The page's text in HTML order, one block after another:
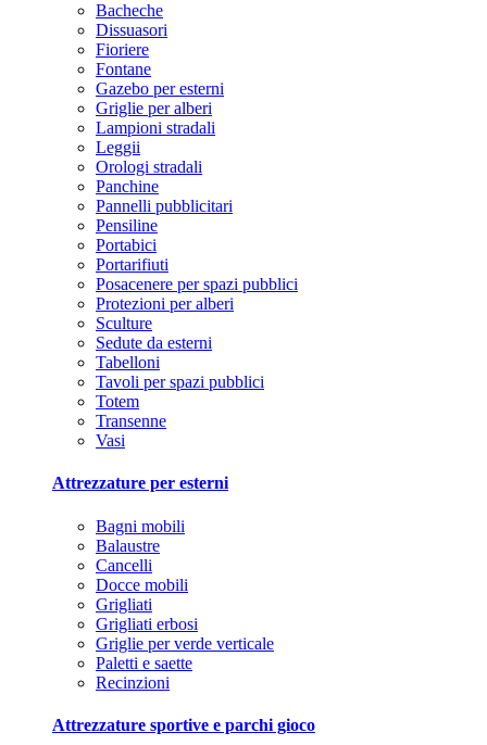
Bacheche
Dissuasori
Fioriere
Fontane
Gazebo per esterni
Griglie per alberi
Lampioni stradali
Leggii
Orologi stradali
Panchine
Pannelli pubblicitari
Pensiline
Portabici
Portarifiuti
Posacenere per spazi pubblici
Protezioni per alberi
Sculture
Sedute da esterni
Tabelloni
Tavoli per spazi pubblici
Totem
Transenne
Vasi
Attrezzature per esterni
Bagni mobili
Balaustre
Cancelli
Docce mobili
Grigliati
Grigliati erbosi
Griglie per verde verticale
Paletti e saette
Recinzioni
Attrezzature sportive e parchi gioco